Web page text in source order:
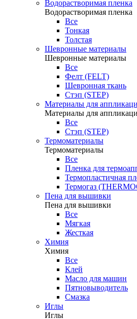
Водорастворимая пленка
Водорастворимая пленка
Все
Тонкая
Толстая
Шевронные материалы
Шевронные материалы
Все
Фелт (FELT)
Шевронная ткань
Стэп (STEP)
Материалы для
Материалы для
Все
Стэп (STEP)
Термоматериалы
Термоматериалы
Все
Пленка для
Термопластичная
Термогаз
Пена для вышивки
Пена для вышивки
Все
Мягкая
Жесткая
Химия
Химия
Все
Клей
Масло для машин
Пятновыводитель
Смазка
Иглы
Иглы